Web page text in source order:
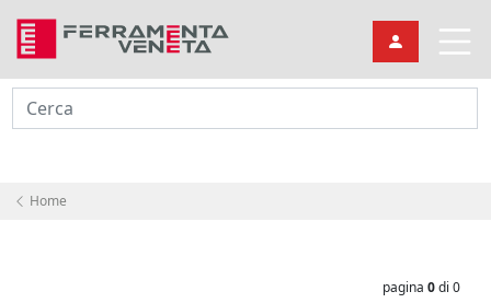
Cerca
Home
pagina 0di 0